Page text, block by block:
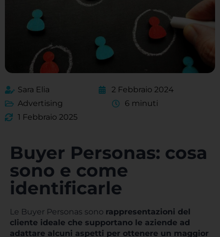
Sara Elia
2 Febbraio 2024
Advertising
6 minuti
1 Febbraio 2025
Buyer Personas: cosa
sono e come
identificarle
Le Buyer Personas sono rappresentazioni del
cliente ideale che supportano le aziende ad
adattare alcuni aspetti per ottenere un maggior